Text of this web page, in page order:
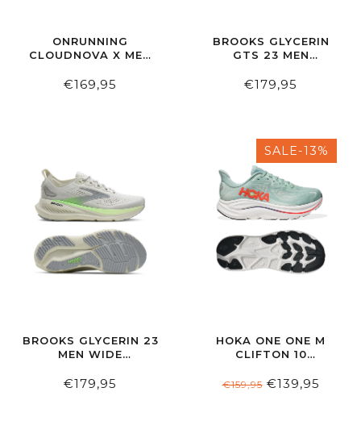
ONRUNNING
CLOUDNOVA X MEN
€169,95
BROOKS GLYCERIN
GTS 23 MEN
€179,95
BROOKS GLYCERIN 23
MEN WIDE
€179,95
SALE-13%
HOKA ONE ONE M
CLIFTON 10
€159,95€139,95